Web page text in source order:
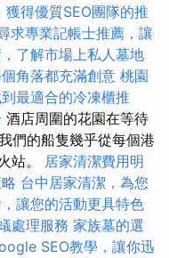
獲得優質SEO團隊的推
求專業記帳士推薦，讓
了解市場上私人墓地
角落都充滿創意 桃園
最適合的冷凍櫃推
酒店周圍的花園在等待
們的船隻幾乎從每個港
站。
居家清潔費用明
台中居家清潔，為您
讓您的活動更具特色
處理服務 家族墓的選
SEO教學，讓你迅